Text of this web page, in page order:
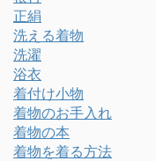
正絹
洗える着物
洗濯
浴衣
着付け小物
着物のお手入れ
着物の本
着物を着る方法